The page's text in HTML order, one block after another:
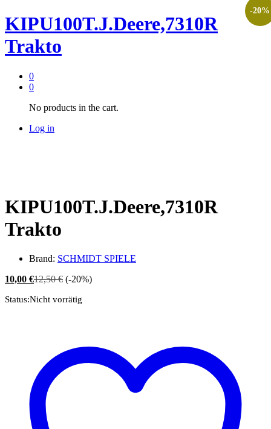
KIPU100T.J.Deere,7310R
Trakto
0
0
No products in the cart.
Log in
KIPU100T.J.Deere,7310R
Trakto
Brand: SCHMIDT SPIELE
10,00 €12,50€ (-20%)
Status:Nicht vorrätig
-20%